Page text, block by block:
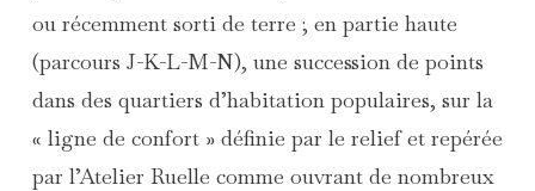
ou récemment sorti de terre ; en partie haute
(parcours J-K-L-M-N), une succession de points
dans des quartiers d’habitation populaires, sur la
« ligne de confort » définie par le relief et repérée
par l’Atelier Ruelle comme ouvrant de nombreux